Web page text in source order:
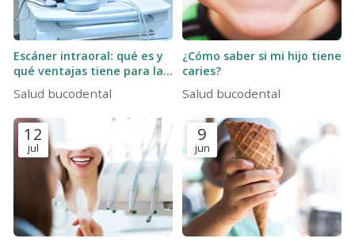
Escáner intraoral: qué es y
qué ventajas tiene para la
salud bucodental
Salud bucodental
¿Cómo saber si mi hijo tiene
caries?
Salud bucodental
12
jul
9
jun